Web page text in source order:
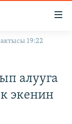
19:22
алууга
экенин